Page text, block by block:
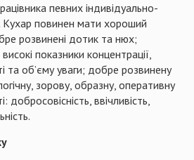
певних індивідуально-
Кухар повинен мати хороший
розвинені дотик та нюх;
показники концентрації,
та об’єму уваги; добре розвинену
зорову, образну, оперативну
добросовісність, ввічливість,